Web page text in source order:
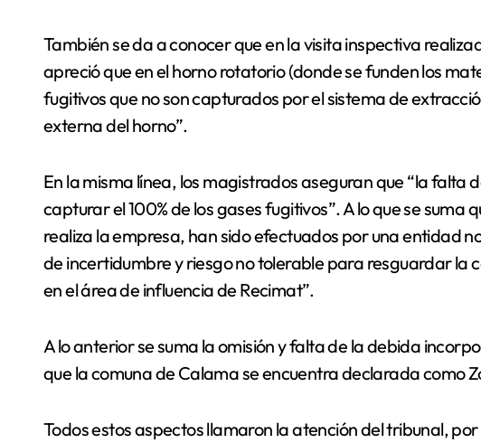
También se da a conocer que en la visita inspectiva
apreció que en el horno rotatorio (donde se funden los
fugitivos que no son capturados por el sistema de
externa del horno”.
En la misma línea, los magistrados aseguran que “la
capturar el 100% de los gases fugitivos”. A lo que se suma
realiza la empresa, han sido efectuados por una entidad
de incertidumbre y riesgo no tolerable para resguardar la
en el área de influencia de Recimat”.
A lo anterior se suma la omisión y falta de la debida
que la comuna de Calama se encuentra declarada como
Todos estos aspectos llamaron la atención del tribunal,